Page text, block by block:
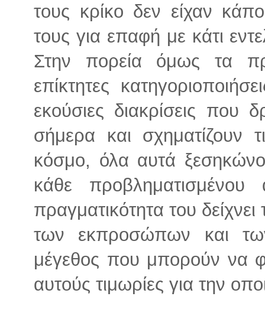
τους κρίκο δεν είχαν
τους για επαφή με κάτι
Στην πορεία όμως τα
επίκτητες
εκούσιες διακρίσεις που
σήμερα και σχηματίζουν
κόσμο, όλα αυτά
κάθε
πραγματικότητα του
των εκπροσώπων και
μέγεθος που μπορούν να
αυτούς τιμωρίες για την